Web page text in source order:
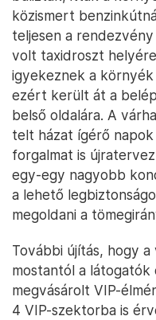
közismert
teljesen a
volt taxidroszt
igyekeznek a
ezért került át a
belső oldalára. A
telt házat ígérő
forgalmat is
egy-egy nagyobb
a lehető
megoldani a
További újítás, hogy
mostantól a
megvásárolt VIP-
4 VIP-szektorba is